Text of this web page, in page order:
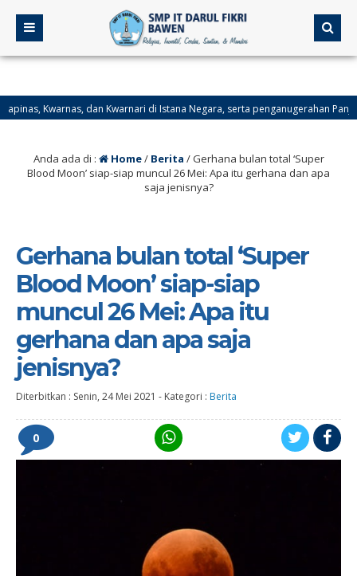
dan Kwarnari di Istana Negara, serta penganugerahan Panji kepada
Selatan.
Anda ada di : Home/ Berita /Gerhana bulan total ‘Super
Blood Moon’ siap-siap muncul 26 Mei: Apa itu gerhana dan apa
saja jenisnya?
Gerhana bulan total ‘Super
Blood Moon’ siap-siap
muncul 26 Mei: Apa itu
gerhana dan apa saja
jenisnya?
Diterbitkan : Senin, 24 Mei 2021 - Kategori : Berita
0